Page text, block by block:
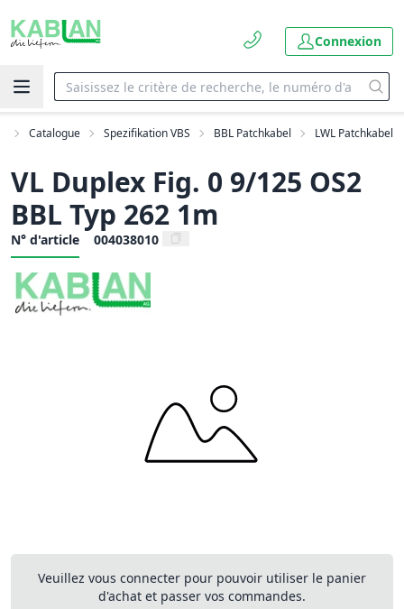
Connexion
Catalogue Spezifikation VBS BBL Patchkabel LWL Patchkabel
VL Duplex Fig. 0 9/125 OS2
BBL Typ 262 1m
N° d'article 004038010
Veuillez vous connecter pour pouvoir utiliser le panier
d'achat et passer vos commandes.